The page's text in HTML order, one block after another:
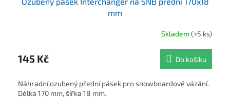
mm
Skladem(>5 ks)
145 Kč Do košíku
Náhradní ozubený přední pásek pro snowboardové vázání.
Délka 170 mm, šířka 18 mm.